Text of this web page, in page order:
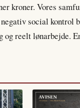
kroner. Vores
social kontrol
og reelt lønarbejde.